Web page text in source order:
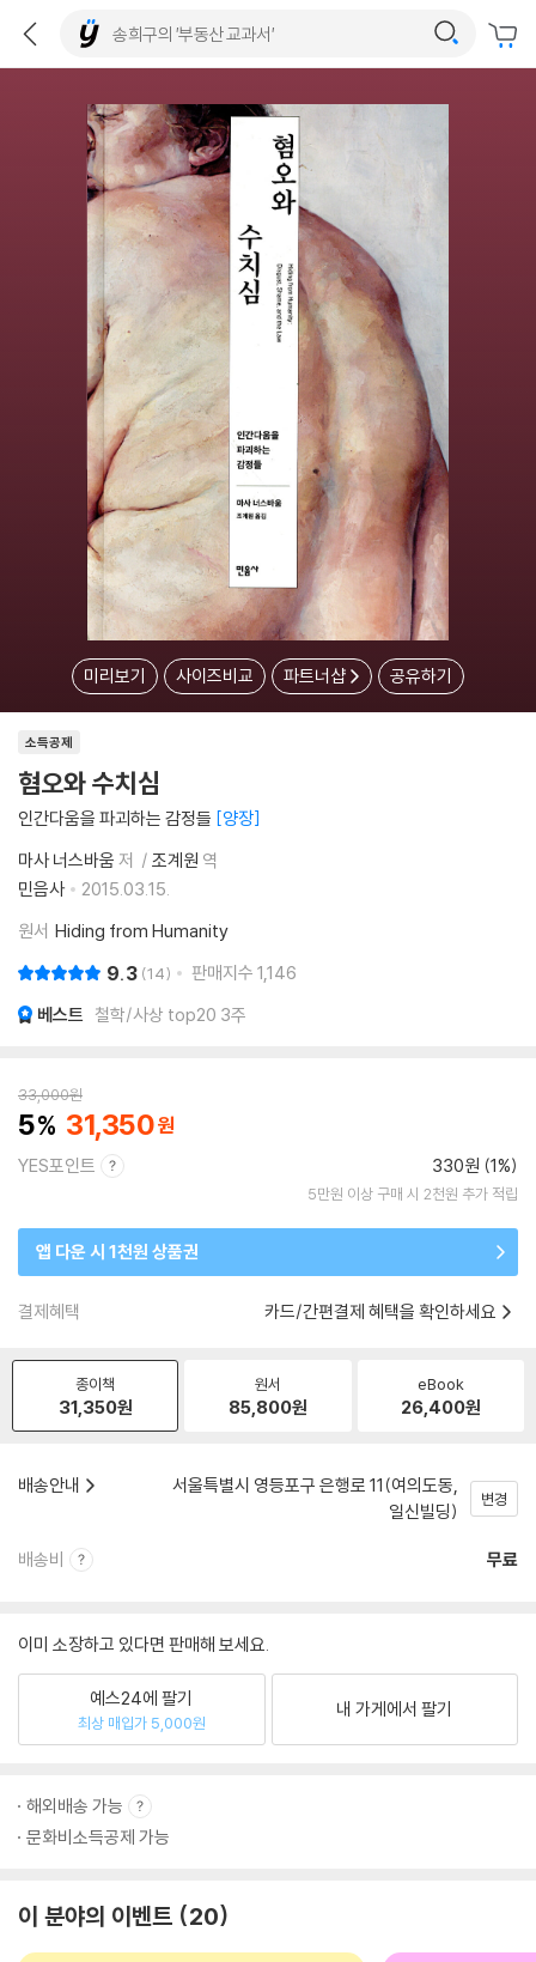
미리보기 사이즈비교 파트너샵 공유하기
소득공제
혐오와 수치심
인간다움을 파괴하는 감정들 양장
마사 너스바움 저 조계원 역
민음사
2015.03.15.
원서 Hiding from Humanity
9.3 14 판매지수 1,146
베스트 철학/사상 top20 3주
33,000원
5 31,350
YES포인트 330원 (1%)
5만원 이상 구매 시 2천원 추가 적립
앱 다운 시 1천원 상품권
결제혜택 카드/간편결제 혜택을 확인하세요
종이책
31,350원
원서
85,800원
eBook
26,400원
배송안내
서울특별시 영등포구 은행로 11(여의도동,
일신빌딩)
변경
배송비 무료
이미 소장하고 있다면 판매해 보세요.
예스24에 팔기
최상 매입가 5,000원
내 가게에서 팔기
해외배송 가능
문화비소득공제 가능
이 분야의 이벤트 20